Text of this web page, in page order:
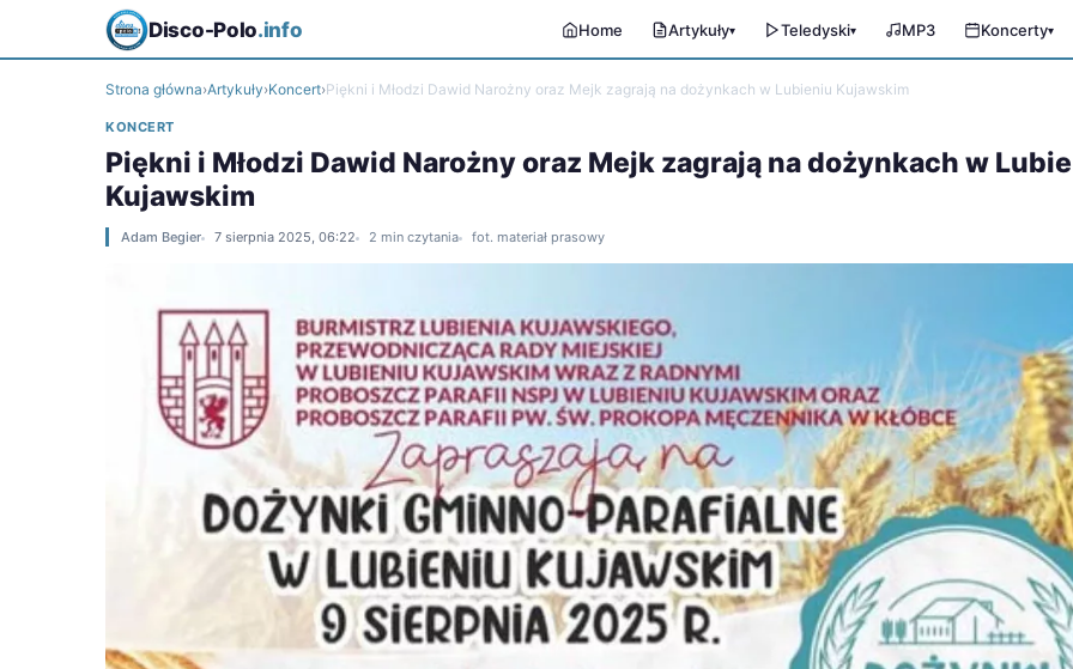
Disco-Polo.info Home Artykuły▾ Teledyski▾ MP3 Koncerty▾
Strona główna›Artykuły›Koncert›Piękni i Młodzi Dawid Narożny oraz Mejk zagrają na dożynkach w Lubieniu Kujawskim
KONCERT
Piękni i Młodzi Dawid Narożny oraz Mejk zagrają na dożynkach w
Kujawskim
Adam Begier 7 sierpnia 2025, 06:22 2 min czytania fot. materiał prasowy